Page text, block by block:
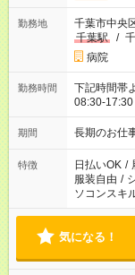
勤務地
千葉市中央
千葉駅
/
病院
勤務時間
下記時間
08:30-17:30
期間 長期のお仕
特徴 日払いOK /
服装自由 /
ソコンスキ
気になる！